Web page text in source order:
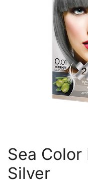
Sea Color
Silver